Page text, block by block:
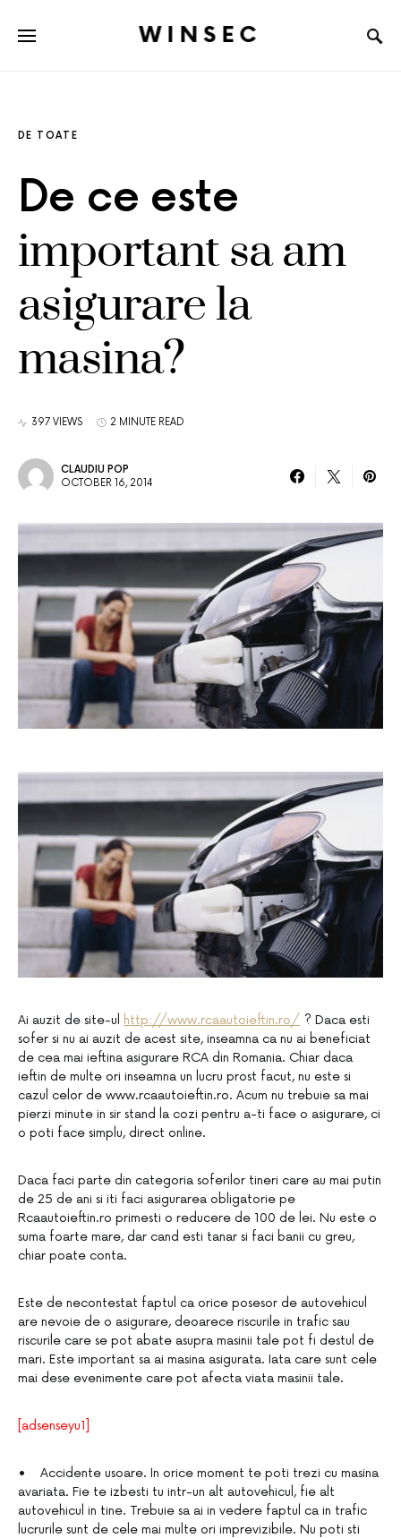
WINSEC
DE TOATE
De ce este
important sa am
asigurare la
masina?
397 VIEWS 2 MINUTE READ
CLAUDIU POP
OCTOBER 16, 2014
Ai auzit de site-ul http://www.rcaautoieftin.ro/ ? Daca esti
sofer si nu ai auzit de acest site, inseamna ca nu ai beneficiat
de cea mai ieftina asigurare RCA din Romania. Chiar daca
ieftin de multe ori inseamna un lucru prost facut, nu este si
cazul celor de www.rcaautoieftin.ro. Acum nu trebuie sa mai
pierzi minute in sir stand la cozi pentru a-ti face o asigurare, ci
o poti face simplu, direct online.
Daca faci parte din categoria soferilor tineri care au mai putin
de 25 de ani si iti faci asigurarea obligatorie pe
Rcaautoieftin.ro primesti o reducere de 100 de lei. Nu este o
suma foarte mare, dar cand esti tanar si faci banii cu greu,
chiar poate conta.
Este de necontestat faptul ca orice posesor de autovehicul
are nevoie de o asigurare, deoarece riscurile in trafic sau
riscurile care se pot abate asupra masinii tale pot fi destul de
mari. Este important sa ai masina asigurata. Iata care sunt cele
mai dese evenimente care pot afecta viata masinii tale.
[adsenseyu1]
• Accidente usoare. In orice moment te poti trezi cu masina
avariata. Fie te izbesti tu intr-un alt autovehicul, fie alt
autovehicul in tine. Trebuie sa ai in vedere faptul ca in trafic
lucrurile sunt de cele mai multe ori imprevizibile. Nu poti sti